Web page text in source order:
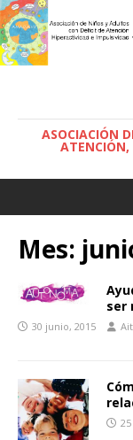
ASOCIACIÓN
ATENCIÓN,
Mes:
ser
30 junio, 2015